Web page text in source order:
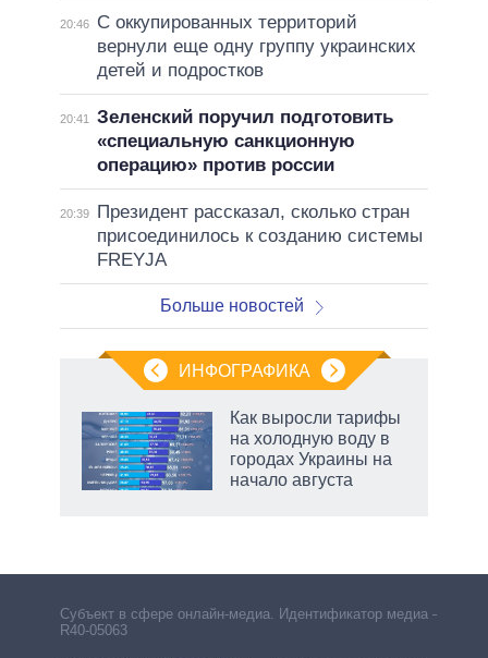
20:46
С оккупированных территорий
вернули еще одну группу украинских
детей и подростков
20:41
Зеленский поручил подготовить
«специальную санкционную
операцию» против россии
20:39
Президент рассказал, сколько стран
присоединилось к созданию системы
FREYJA
Больше новостей
ИНФОГРАФИКА
Как выросли тарифы
на холодную воду в
городах Украины на
начало августа
Субъект в сфере онлайн-медиа. Идентификатор медиа –
R40-05063